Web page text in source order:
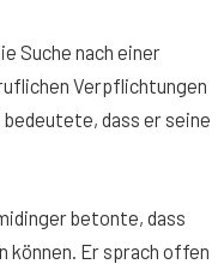
Suche nach einer
Verpflichtungen
dass er seine
betonte, dass
können. Er sprach offen